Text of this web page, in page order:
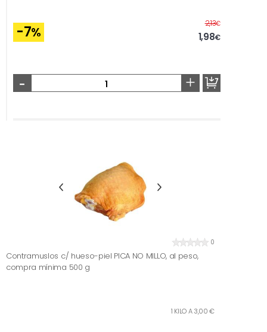
-7%
2,13€Antes
1,98€
- +
0
Contramuslos c/ hueso-piel PICA NO MILLO, al peso,
compra mínima 500 g
1 KILO A 3,00 €